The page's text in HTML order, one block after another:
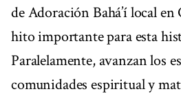
de Adoración Bahá’í local
hito importante para esta
Paralelamente, avanzan los
comunidades espiritual y